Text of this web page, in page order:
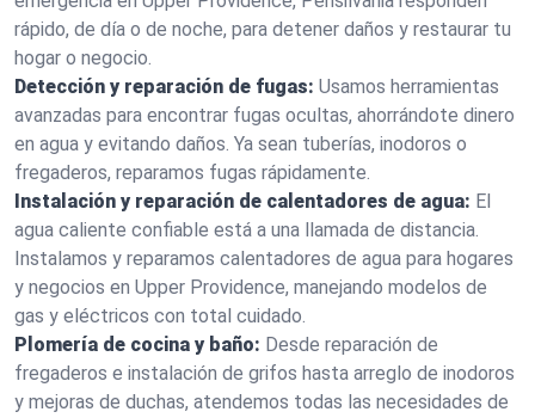
rápido, de día o de noche, para detener daños y restaurar tu
hogar o negocio.
Detección y reparación de fugas: Usamos herramientas
avanzadas para encontrar fugas ocultas, ahorrándote dinero
en agua y evitando daños. Ya sean tuberías, inodoros o
fregaderos, reparamos fugas rápidamente.
Instalación y reparación de calentadores de agua: El
agua caliente confiable está a una llamada de distancia.
Instalamos y reparamos calentadores de agua para hogares
y negocios en Upper Providence, manejando modelos de
gas y eléctricos con total cuidado.
Plomería de cocina y baño: Desde reparación de
fregaderos e instalación de grifos hasta arreglo de inodoros
y mejoras de duchas, atendemos todas las necesidades de